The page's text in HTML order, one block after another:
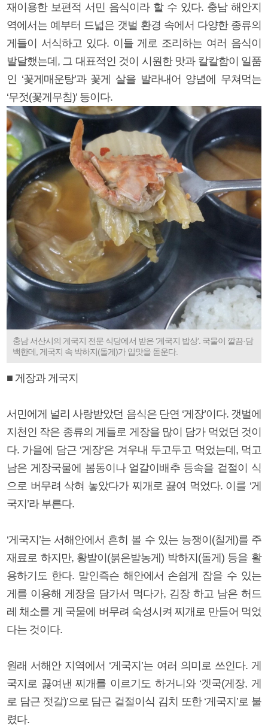
재이용한 보편적 서민 음식이라 할 수 있다. 충남 해안지
역에서는 예부터 드넓은 갯벌 환경 속에서 다양한 종류의
게들이 서식하고 있다. 이들 게로 조리하는 여러 음식이
발달했는데, 그 대표적인 것이 시원한 맛과 칼칼함이 일품
인 ‘꽃게매운탕’과 꽃게 살을 발라내어 양념에 무쳐먹는
‘무젓(꽃게무침)’ 등이다.
충남 서산시의 게국지 전문 식당에서 받은 ‘게국지 밥상’. 국물이 깔끔·담
백한데, 게국지 속 박하지(돌게)가 입맛을 돋운다.
■ 게장과 게국지
서민에게 널리 사랑받았던 음식은 단연 ‘게장’이다. 갯벌에
지천인 작은 종류의 게들로 게장을 많이 담가 먹었던 것이
다. 가을에 담근 ‘게장’은 겨우내 두고두고 먹었는데, 먹고
남은 게장국물에 봄동이나 얼갈이배추 등속을 겉절이 식
으로 버무려 삭혀 놓았다가 찌개로 끓여 먹었다. 이를 ‘게
국지’라 부른다.
‘게국지’는 서해안에서 흔히 볼 수 있는 능쟁이(칠게)를 주
재료로 하지만, 황발이(붉은발농게) 박하지(돌게) 등을 활
용하기도 한다. 말인즉슨 해안에서 손쉽게 잡을 수 있는
게를 이용해 게장을 담가서 먹다가, 김장 하고 남은 허드
레 채소를 게 국물에 버무려 숙성시켜 찌개로 만들어 먹었
다는 것이다.
원래 서해안 지역에서 ‘게국지’는 여러 의미로 쓰인다. 게
국지로 끓여낸 찌개를 이르기도 하거니와 ‘겟국(게장, 게
로 담근 젓갈)’으로 담근 겉절이식 김치 또한 ‘게국지’로 불
렸다.